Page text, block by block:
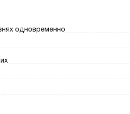
одновременно